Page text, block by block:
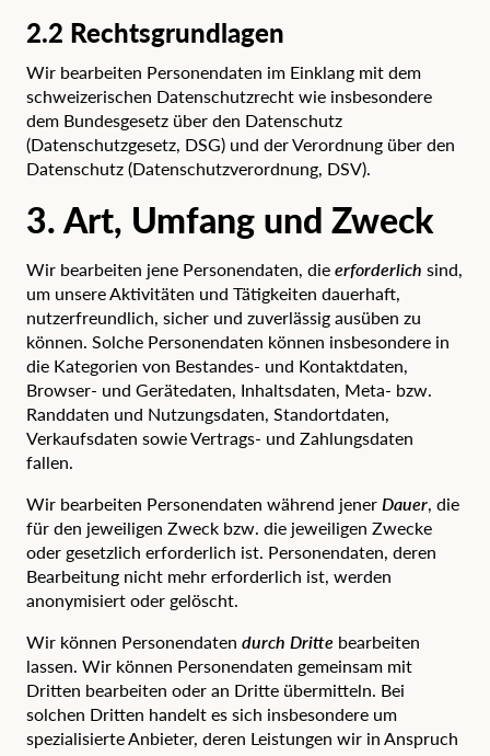
2.2 Rechtsgrundlagen
Wir bearbeiten Personendaten im Einklang mit dem
schweizerischen Datenschutzrecht wie insbesondere
dem Bundesgesetz über den Datenschutz
(Datenschutzgesetz, DSG) und derVerordnung über den
Datenschutz(Datenschutzverordnung, DSV).
3. Art, Umfang und Zweck
Wir bearbeiten jene Personendaten, dieerforderlich sind,
um unsere Aktivitäten und Tätigkeiten dauerhaft,
nutzerfreundlich, sicher und zuverlässig ausüben zu
können. Solche Personendaten können insbesondere in
die Kategorien von Bestandes- und Kontaktdaten,
Browser- und Gerätedaten, Inhaltsdaten, Meta- bzw.
Randdaten und Nutzungsdaten, Standortdaten,
Verkaufsdaten sowie Vertrags- und Zahlungsdaten
fallen.
Wir bearbeiten Personendaten während jenerDauer, die
für den jeweiligen Zweck bzw. die jeweiligen Zwecke
oder gesetzlich erforderlich ist. Personendaten, deren
Bearbeitung nicht mehr erforderlich ist, werden
anonymisiert oder gelöscht.
Wir können Personendaten durch Dritte bearbeiten
lassen. Wir können Personendaten gemeinsam mit
Dritten bearbeiten oder an Dritte übermitteln. Bei
solchen Dritten handelt es sich insbesondere um
spezialisierte Anbieter, deren Leistungen wir in Anspruch